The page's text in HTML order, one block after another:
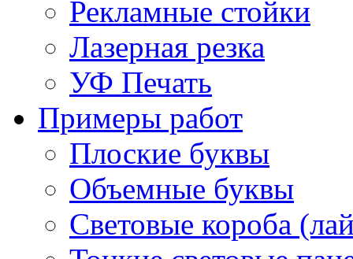
Рекламные стойки
Лазерная резка
УФ Печать
Примеры работ
Плоские буквы
Объемные буквы
Световые короба